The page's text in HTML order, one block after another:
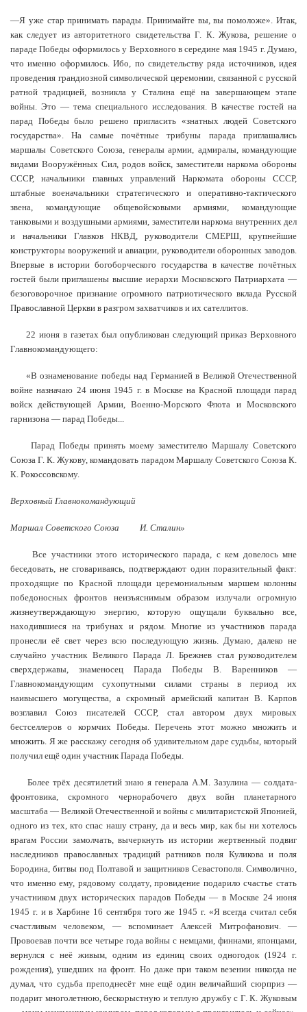
—Я уже стар принимать парады. Принимайте вы, вы помоложе». Итак,
как следует из авторитетного свидетельства Г. К. Жукова, решение о
параде Победы оформилось у Верховного в середине мая 1945 г. Думаю,
что именно оформилось. Ибо, по свидетельству ряда источников, идея
проведения грандиозной символической церемонии, связанной с русской
ратной традицией, возникла у Сталина ещё на завершающем этапе
войны. Это — тема специального исследования. В качестве гостей на
парад Победы было решено пригласить «знатных людей Советского
государства». На самые почётные трибуны парада приглашались
маршалы Советского Союза, генералы армии, адмиралы, командующие
видами Вооружённых Сил, родов войск, заместители наркома обороны
СССР, начальники главных управлений Наркомата обороны СССР,
штабные военачальники стратегического и оперативно-тактического
звена, командующие общевойсковыми армиями, командующие
танковыми и воздушными армиями, заместители наркома внутренних дел
и начальники Главков НКВД, руководители СМЕРШ, крупнейшие
конструкторы вооружений и авиации, руководители оборонных заводов.
Впервые в истории богоборческого государства в качестве почётных
гостей были приглашены высшие иерархи Московского Патриархата —
безоговорочное признание огромного патриотического вклада Русской
Православной Церкви в разгром захватчиков и их сателлитов.
22 июня в газетах был опубликован следующий приказ Верховного
Главнокомандующего:
«В ознаменование победы над Германией в Великой Отечественной
войне назначаю 24 июня 1945 г. в Москве на Красной площади парад
войск действующей Армии, Военно-Морского Флота и Московского
гарнизона — парад Победы...
Парад Победы принять моему заместителю Маршалу Советского
Союза Г. К. Жукову, командовать парадом Маршалу Советского Союза К.
К. Рокоссовскому.
Верховный Главнокомандующий
Маршал Советского Союза И. Сталин»
Все участники этого исторического парада, с кем довелось мне
беседовать, не сговариваясь, подтверждают один поразительный факт:
проходящие по Красной площади церемониальным маршем колонны
победоносных фронтов неизъяснимым образом излучали огромную
жизнеутверждающую энергию, которую ощущали буквально все,
находившиеся на трибунах и рядом. Многие из участников парада
пронесли её свет через всю последующую жизнь. Думаю, далеко не
случайно участник Великого Парада Л. Брежнев стал руководителем
сверхдержавы, знаменосец Парада Победы В. Варенников —
Главнокомандующим сухопутными силами страны в период их
наивысшего могущества, а скромный армейский капитан В. Карпов
возглавил Союз писателей СССР, стал автором двух мировых
бестселлеров о кормчих Победы. Перечень этот можно множить и
множить. Я же расскажу сегодня об удивительном даре судьбы, который
получил ещё один участник Парада Победы.
Более трёх десятилетий знаю я генерала А.М. Зазулина — солдата-
фронтовика, скромного чернорабочего двух войн планетарного
масштаба — Великой Отечественной и войны с милитаристской Японией,
одного из тех, кто спас нашу страну, да и весь мир, как бы ни хотелось
врагам России замолчать, вычеркнуть из истории жертвенный подвиг
наследников православных традиций ратников поля Куликова и поля
Бородина, битвы под Полтавой и защитников Севастополя. Символично,
что именно ему, рядовому солдату, провидение подарило счастье стать
участником двух исторических парадов Победы — в Москве 24 июня
1945 г. и в Харбине 16 сентября того же 1945 г. «Я всегда считал себя
счастливым человеком, — вспоминает Алексей Митрофанович. —
Провоевав почти все четыре года войны с немцами, финнами, японцами,
вернулся с неё живым, одним из единиц своих одногодок (1924 г.
рождения), ушедших на фронт. Но даже при таком везении никогда не
думал, что судьба преподнесёт мне ещё один величайший сюрприз —
подарит многолетнюю, бескорыстную и теплую дружбу с Г. К. Жуковым